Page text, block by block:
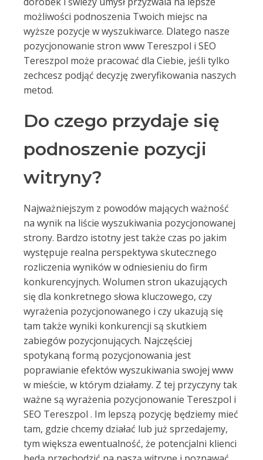
możliwości podnoszenia Twoich miejsc na
wyższe pozycje w wyszukiwarce. Dlatego nasze
pozycjonowanie stron www Tereszpol i SEO
Tereszpol może pracować dla Ciebie, jeśli tylko
zechcesz podjąć decyzję zweryfikowania naszych
metod.
Do czego przydaje się
podnoszenie pozycji
witryny?
Najważniejszym z powodów mających ważność
na wynik na liście wyszukiwania pozycjonowanej
strony. Bardzo istotny jest także czas po jakim
występuje realna perspektywa skutecznego
rozliczenia wyników w odniesieniu do firm
konkurencyjnych. Wolumen stron ukazujących
się dla konkretnego słowa kluczowego, czy
wyrażenia pozycjonowanego i czy ukazują się
tam także wyniki konkurencji są skutkiem
zabiegów pozycjonujących. Najczęściej
spotykaną formą pozycjonowania jest
poprawianie efektów wyszukiwania swojej www
w mieście, w którym działamy. Z tej przyczyny tak
ważne są wyrażenia pozycjonowanie Tereszpol i
SEO Tereszpol . Im lepszą pozycję będziemy mieć
tam, gdzie chcemy działać lub już sprzedajemy,
tym większa ewentualność, że potencjalni klienci